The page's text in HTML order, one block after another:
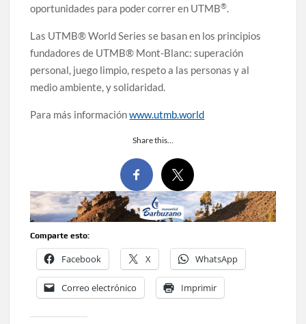
oportunidades para poder correr en UTMB®.
Las UTMB® World Series se basan en los principios
fundadores de UTMB® Mont-Blanc: superación
personal, juego limpio, respeto a las personas y al
medio ambiente, y solidaridad.
Para más informaciónwww.utmb.world
Share this…
Comparte esto:
Facebook X WhatsApp
Correo electrónico Imprimir